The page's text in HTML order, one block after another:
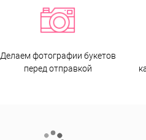
Делаем фотографии букетов
перед отправкой